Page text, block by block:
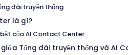
đài truyền thống
là gì?
của AI Contact Center
Tổng đài truyền thống và AI